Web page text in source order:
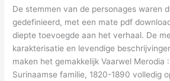
De stemmen van de personages waren
gedefinieerd, met een mate pdf
diepte toevoegde aan het verhaal. De
karakterisatie en levendige
maken het gemakkelijk Vaarwel Merodia
Surinaamse familie, 1820-1890 volledig